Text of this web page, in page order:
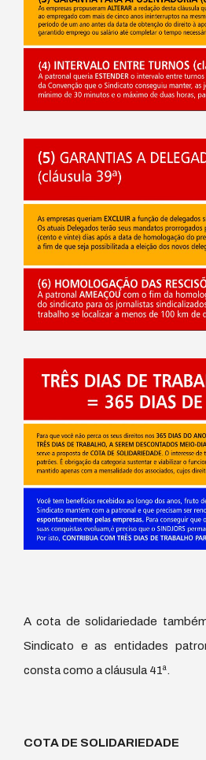
A cota de solidariedade
Sindicato e as entidades
consta como a cláusula 41ª.
COTA DE SOLIDARIEDADE